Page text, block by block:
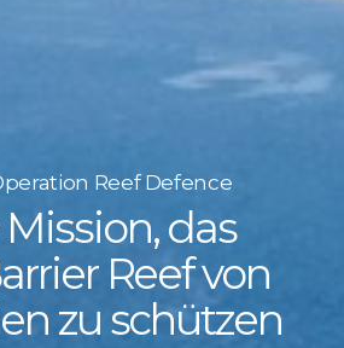
Reef Defence
das
Reef von
zu schützen